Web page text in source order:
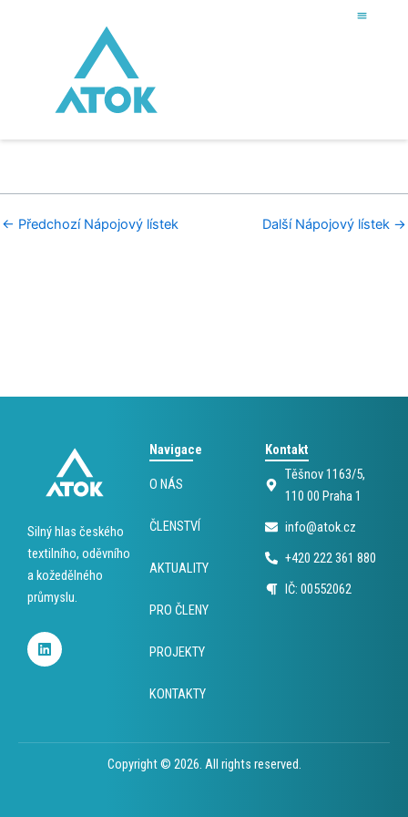
← Předchozí Nápojový lístek Další Nápojový lístek →
Silný hlas českého
textilního, oděvního
a kožedělného
průmyslu.
L
i
n
n
Navigace
O NÁS
ČLENSTVÍ
AKTUALITY
PRO ČLENY
PROJEKTY
KONTAKTY
Kontakt
Těšnov 1163/5,
110 00 Praha 1
info@atok.cz
+420 222 361 880
IČ: 00552062
Copyright © 2026. All rights reserved.